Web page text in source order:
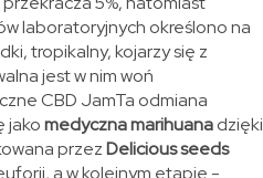
laboratoryjnych określono na
tropikalny, kojarzy się z
jest w nim woń
CBD JamTa odmiana
jakomedyczna marihuanadzięki
przezDelicious seeds